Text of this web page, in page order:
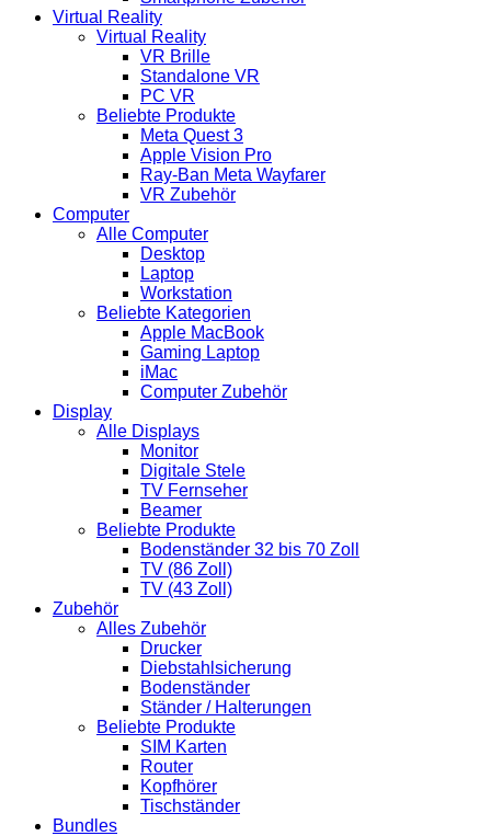
Virtual Reality
Virtual Reality
VR Brille
Standalone VR
PC VR
Beliebte Produkte
Meta Quest 3
Apple Vision Pro
Ray-Ban Meta Wayfarer
VR Zubehör
Computer
Alle Computer
Desktop
Laptop
Workstation
Beliebte Kategorien
Apple MacBook
Gaming Laptop
iMac
Computer Zubehör
Display
Alle Displays
Monitor
Digitale Stele
TV Fernseher
Beamer
Beliebte Produkte
Bodenständer 32 bis 70 Zoll
TV (86 Zoll)
TV (43 Zoll)
Zubehör
Alles Zubehör
Drucker
Diebstahlsicherung
Bodenständer
Ständer / Halterungen
Beliebte Produkte
SIM Karten
Router
Kopfhörer
Tischständer
Bundles